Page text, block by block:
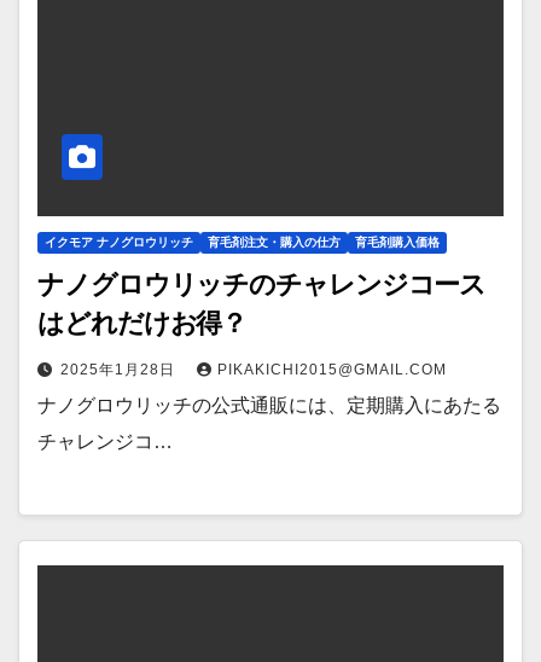
イクモア ナノグロウリッチ 育毛剤注文・購入の仕方 育毛剤購入価格
ナノグロウリッチのチャレンジコース
はどれだけお得？
2025年1月28日 PIKAKICHI2015@GMAIL.COM
ナノグロウリッチの公式通販には、定期購入にあたる
チャレンジコ…